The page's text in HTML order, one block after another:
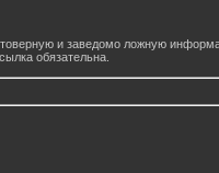
и заведомо ложную
обязательна.